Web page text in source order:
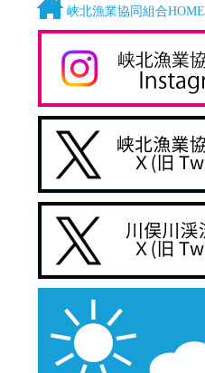
峡北漁業協同組合HOME